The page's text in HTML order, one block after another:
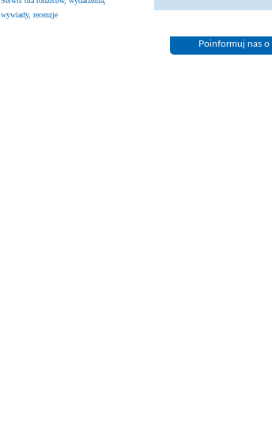
wywiady, recenzje
Poinformuj nas o